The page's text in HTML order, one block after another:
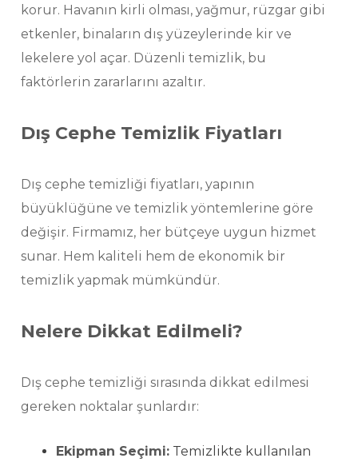
korur. Havanın kirli olması, yağmur, rüzgar gibi
etkenler, binaların dış yüzeylerinde kir ve
lekelere yol açar. Düzenli temizlik, bu
faktörlerin zararlarını azaltır.
Dış Cephe Temizlik Fiyatları
Dış cephe temizliği fiyatları, yapının
büyüklüğüne ve temizlik yöntemlerine göre
değişir. Firmamız, her bütçeye uygun hizmet
sunar. Hem kaliteli hem de ekonomik bir
temizlik yapmak mümkündür.
Nelere Dikkat Edilmeli?
Dış cephe temizliği sırasında dikkat edilmesi
gereken noktalar şunlardır:
Ekipman Seçimi: Temizlikte kullanılan